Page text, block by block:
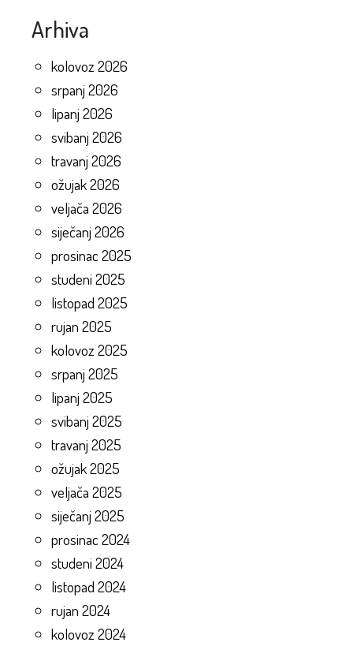
Arhiva
kolovoz 2026
srpanj 2026
lipanj 2026
svibanj 2026
travanj 2026
ožujak 2026
veljača 2026
siječanj 2026
prosinac 2025
studeni 2025
listopad 2025
rujan 2025
kolovoz 2025
srpanj 2025
lipanj 2025
svibanj 2025
travanj 2025
ožujak 2025
veljača 2025
siječanj 2025
prosinac 2024
studeni 2024
listopad 2024
rujan 2024
kolovoz 2024